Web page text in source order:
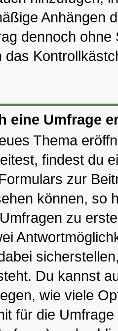
Anhängen
dennoch
eine Umfrage
Thema
findest du
zur
können, so
zu
Du kannst
wie viele
für die